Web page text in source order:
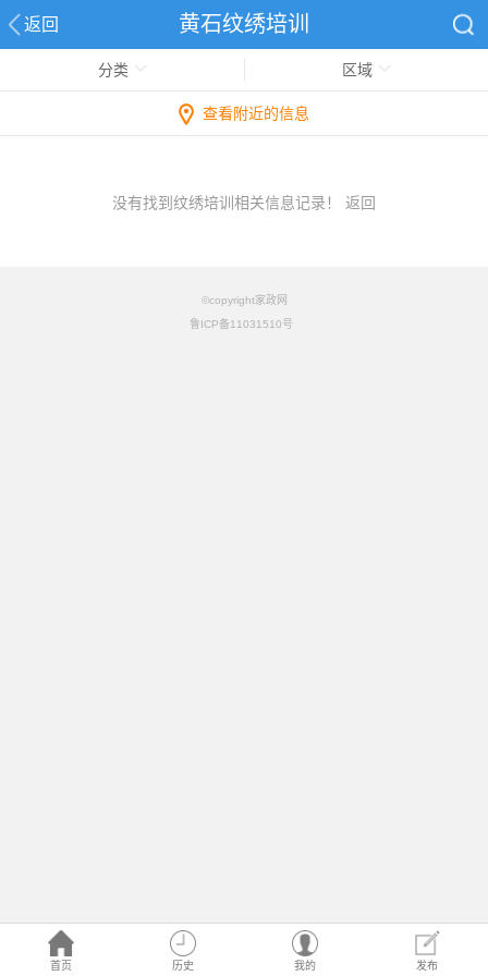
返回 黄石纹绣培训
首页 历史 我的 发布
分类 区域
查看附近的信息
没有找到纹绣培训相关信息记录！ 返回
©copyright家政网
鲁ICP备11031510号